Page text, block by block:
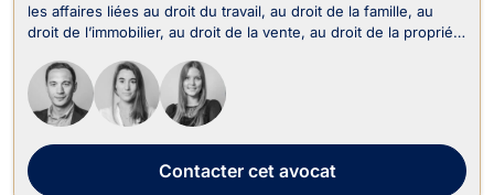
les affaires liées au droit du travail, au droit de la famille, au
droit de l’immobilier, au droit de la vente, au droit de la propriété
concurrence, au droit des sociétés, au droit du crédit et de la
consommat...
Contactercet avocat